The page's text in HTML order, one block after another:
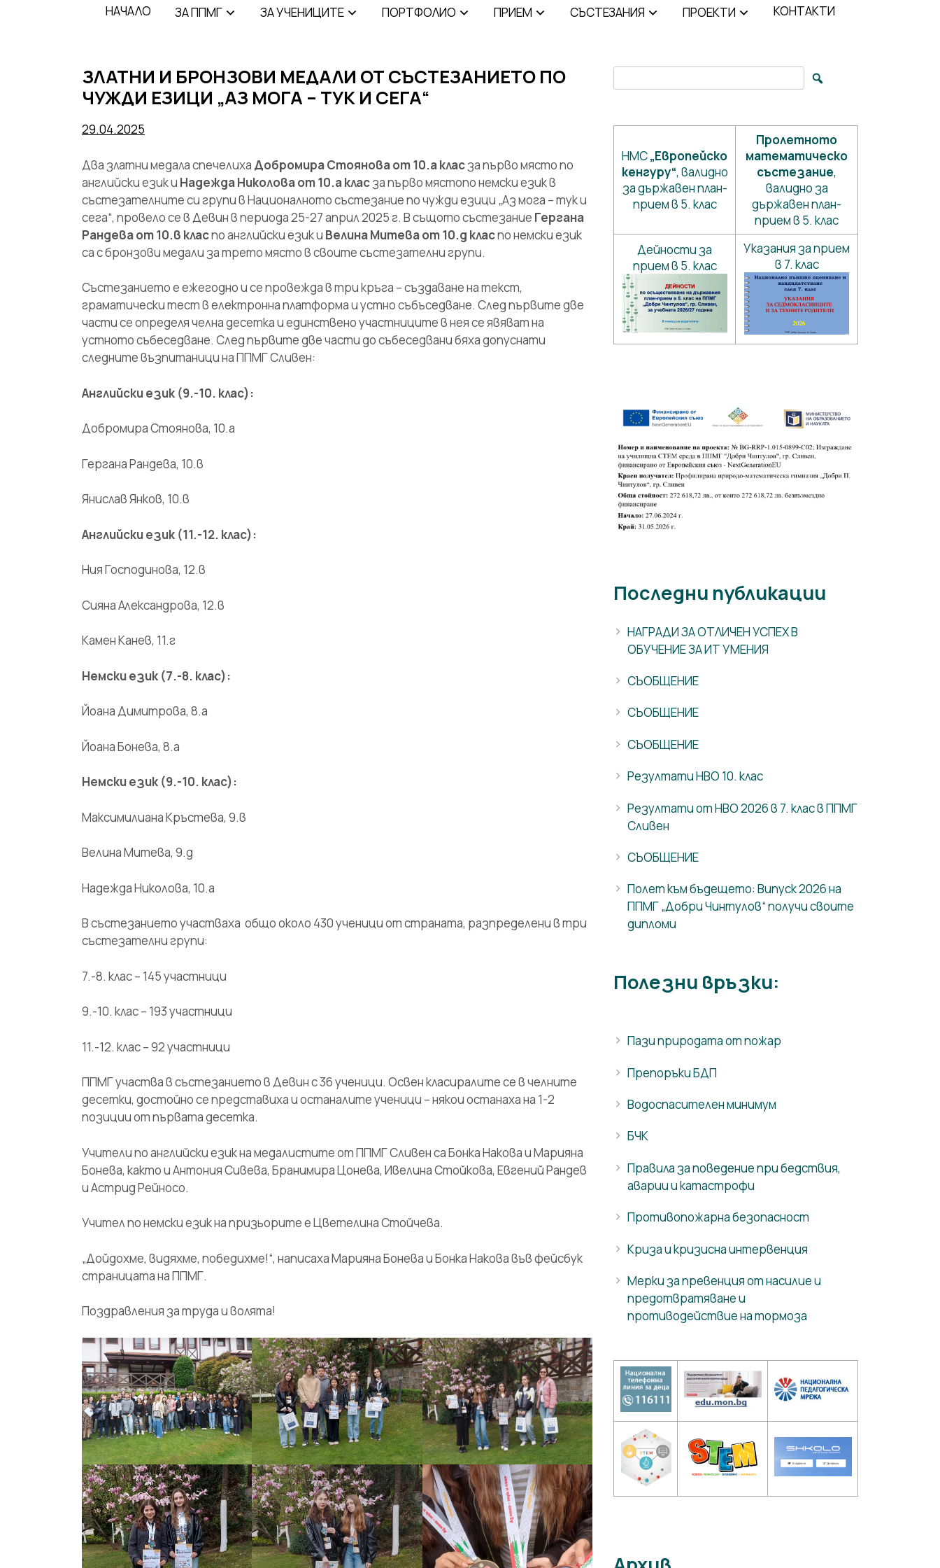
НАЧАЛО ЗA ППМГ ЗА УЧЕНИЦИТЕ ПОРТФОЛИО ПРИЕМ СЪСТЕЗАНИЯ ПРОЕКТИ КОНТАКТИ
ЗЛАТНИ И БРОНЗОВИ МЕДАЛИ ОТ СЪСТЕЗАНИЕТО ПО
ЧУЖДИ ЕЗИЦИ „АЗ МОГА – ТУК И СЕГА“
29.04.2025
Два златни медала спечелиха Добромира Стоянова от 10.а класза първо място по
английски език и Надежда Николова от 10.а класза първо мястопо немски език в
състезателните си групи в Националното състезание по чужди езици „Аз мога – тук и
сега“, провело се в Девин в периода 25-27 април 2025 г. В същото състезание Гергана
Рандева от 10.в класпо английски език и Велина Митева от 10.д класпо немски език
са с бронзови медали за трето място в своите състезателни групи.
Състезанието е ежегодно и се провежда в три кръга – създаване на текст,
граматически тест в електронна платформа и устно събъседване. След първите две
части се определя челна десетка и единствено участниците в нея се явяват на
устното събеседване. След първите две части до събеседвани бяха допуснати
следните възпитаници на ППМГ Сливен:
Английски език (9.-10. клас):
Добромира Стоянова, 10.а
Гергана Рандева, 10.в
Янислав Янков, 10.в
Английски език (11.-12. клас):
Ния Господинова, 12.в
Сияна Александрова, 12.в
Камен Канев, 11.г
Немски език (7.-8. клас):
Йоана Димитрова, 8.а
Йоана Бонева, 8.а
Немски език (9.-10. клас):
Максимилиана Кръстева, 9.в
Велина Митева, 9.д
Надежда Николова, 10.а
В състезанието участваха общо около 430 ученици от страната, разпределени в три
състезателни групи:
7.-8. клас – 145 участници
9.-10. клас – 193 участници
11.-12. клас – 92 участници
ППМГ участва в състезанието в Девин с 36 ученици. Освен класиралите се в челните
десетки, достойно се представиха и останалите ученици – някои останаха на 1-2
позиции от първата десетка.
Учители по английски език на медалистите от ППМГ Сливен са Бонка Накова и Марияна
Бонева, както и Антония Сивева, Бранимира Цонева, Ивелина Стойкова, Евгений Рандев
и Астрид Рейносо.
Учител по немски език на призьорите е Цветелина Стойчева.
„Дойдохме, видяхме, победихме!“, написаха Марияна Бонева и Бонка Накова във фейсбук
страницата на ППМГ.
Поздравления за труда и волята!
Search for:
НМС„Европейско
кенгуру“, валидно
за държавен план-
прием в 5. клас
Пролетното
математическо
състезание,
валидно за
държавен план-
прием в 5. клас
Дейности за
прием в 5. клас
Указания за прием
в 7. клас
Последни публикации
НАГРАДИ ЗА ОТЛИЧЕН УСПЕХ В
ОБУЧЕНИЕ ЗА ИТ УМЕНИЯ
СЪОБЩЕНИЕ
СЪОБЩЕНИЕ
СЪОБЩЕНИЕ
Резултати НВО 10. клас
Резултати от НВО 2026 в 7. клас в ППМГ
Сливен
СЪОБЩЕНИЕ
Полет към бъдещето: Випуск 2026 на
ППМГ „Добри Чинтулов“ получи своите
дипломи
Полезни връзки:
Пази природата от пожар
Препоръки БДП
Водоспасителен минимум
БЧК
Правила за поведение при бедствия,
аварии и катастрофи
Противопожарна безопасност
Криза и кризисна интервенция
Мерки за превенция от насилие и
предотвратяване и
противодействие на тормоза